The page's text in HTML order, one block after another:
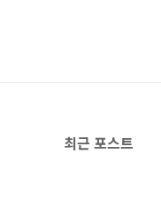
최근 포스트